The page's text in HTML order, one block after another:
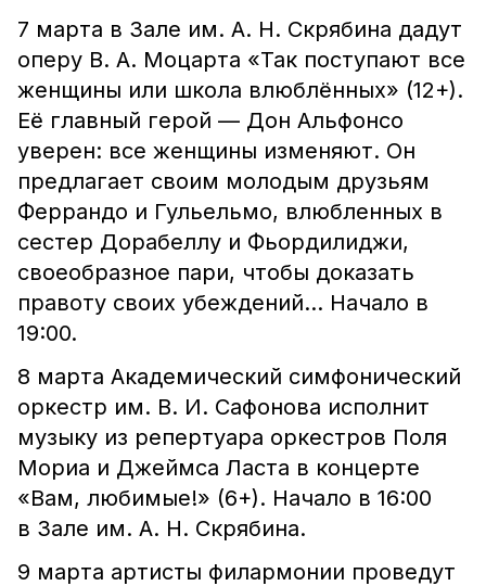
7 марта в Зале им. А. Н. Скрябина дадут
оперу В. А. Моцарта «Так поступают все
женщины или школа влюблённых» (12+).
Её главный герой — Дон Альфонсо
уверен: все женщины изменяют. Он
предлагает своим молодым друзьям
Феррандо и Гульельмо, влюбленных в
сестер Дорабеллу и Фьордилиджи,
своеобразное пари, чтобы доказать
правоту своих убеждений… Начало в
19:00.
8 марта Академический симфонический
оркестр им. В. И. Сафонова исполнит
музыку из репертуара оркестров Поля
Мориа и Джеймса Ласта в концерте
«Вам, любимые!» (6+). Начало в 16:00
в Зале им. А. Н. Скрябина.
9 марта артисты филармонии проведут